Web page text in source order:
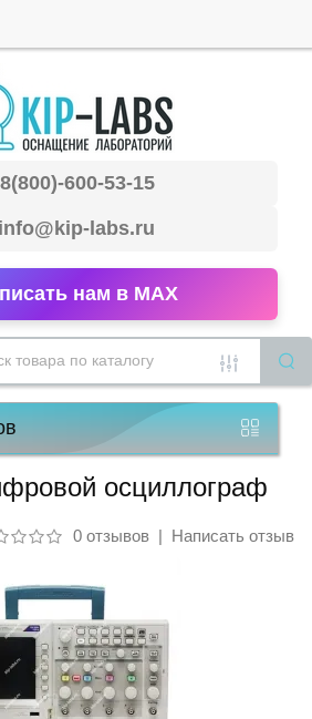
8(800)-600-53-15
info@kip-labs.ru
нам в MAX
осциллограф
0 отзывов| Написать отзыв